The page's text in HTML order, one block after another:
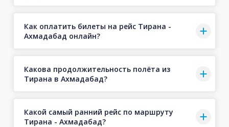
Как оплатить билеты на рейс Тирана -
Ахмадабад онлайн?
Какова продолжительность полёта из
Тирана в Ахмадабад?
Какой самый ранний рейс по маршруту
Тирана - Ахмадабад?